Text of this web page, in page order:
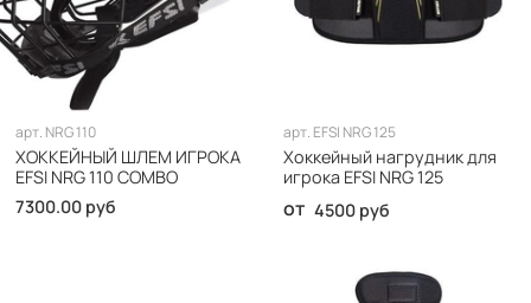
арт. NRG 110
ХОККЕЙНЫЙ ШЛЕМ ИГРОКА
EFSI NRG 110 COMBO
7300.00 руб
арт. EFSI NRG 125
Хоккейный нагрудник для
игрока EFSI NRG 125
от 4500 руб